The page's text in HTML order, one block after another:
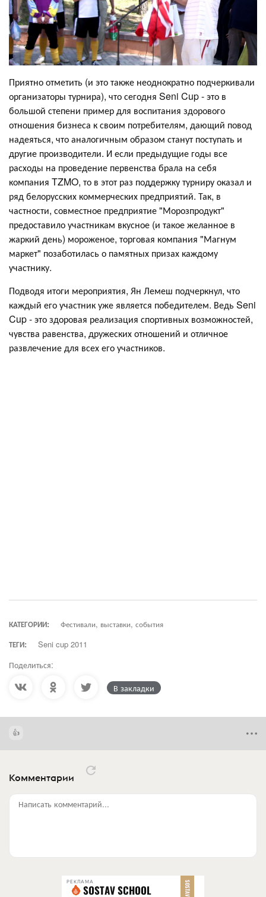
Приятно отметить (и это также неоднократно подчеркивали
организаторы турнира), что сегодня Seni Cup - это в
большой степени пример для воспитания здорового
отношения бизнеса к своим потребителям, дающий повод
надеяться, что аналогичным образом станут поступать и
другие производители. И если предыдущие годы все
расходы на проведение первенства брала на себя
компания TZMO, то в этот раз поддержку турниру оказал и
ряд белорусских коммерческих предприятий. Так, в
частности, совместное предприятие "Морозпродукт"
предоставило участникам вкусное (и такое желанное в
жаркий день) мороженое, торговая компания "Магнум
маркет" позаботилась о памятных призах каждому
участнику.
Подводя итоги мероприятия, Ян Лемеш подчеркнул, что
каждый его участник уже является победителем. Ведь Seni
Cup - это здоровая реализация спортивных возможностей,
чувства равенства, дружеских отношений и отличное
развлечение для всех его участников.
КАТЕГОРИИ:
Фестивали, выставки, события
ТЕГИ:
Seni cup 2011
Поделиться:
В закладки
Комментарии
Написать комментарий...
РЕКЛАМА